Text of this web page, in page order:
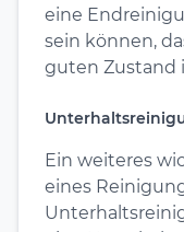
eine
sein können,
guten Zustand
Ein weiteres
eines